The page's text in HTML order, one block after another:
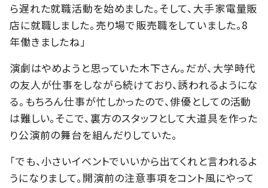
ら遅れた就職活動を始めました。そして、大手家電量販
店に就職しました。売り場で販売職をしていました。8
年働きましたね」
演劇はやめようと思っていた木下さん。だが、大学時代
の友人が仕事をしながら続けており、誘われるようにな
る。もちろん仕事が忙しかったので、俳優としての活動
は難しい。そこで、裏方のスタッフとして大道具を作った
り公演前の舞台を組んだりしていた。
「でも、小さいイベントでいいから出てくれと言われるよ
うになりまして。開演前の注意事項をコント風にやって